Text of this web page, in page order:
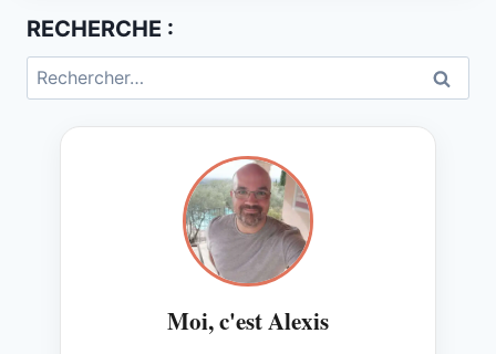
RECHERCHE :
Rechercher :
Moi, c'est Alexis